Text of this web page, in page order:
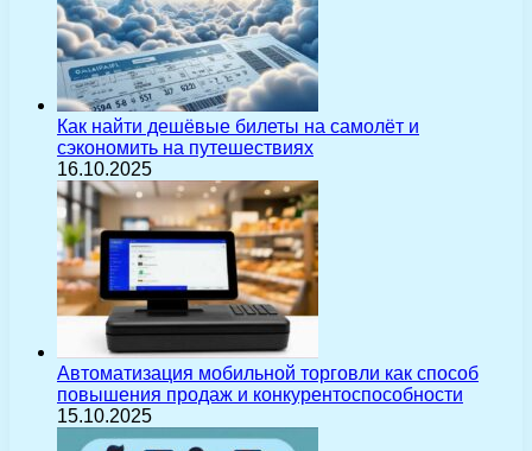
Как найти дешёвые билеты на самолёт и
сэкономить на путешествиях
16.10.2025
Автоматизация мобильной торговли как способ
повышения продаж и конкурентоспособности
15.10.2025